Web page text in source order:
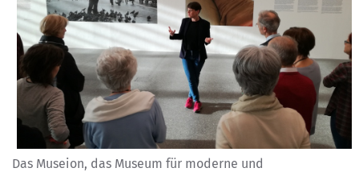
Das Museion, das Museum für moderne und